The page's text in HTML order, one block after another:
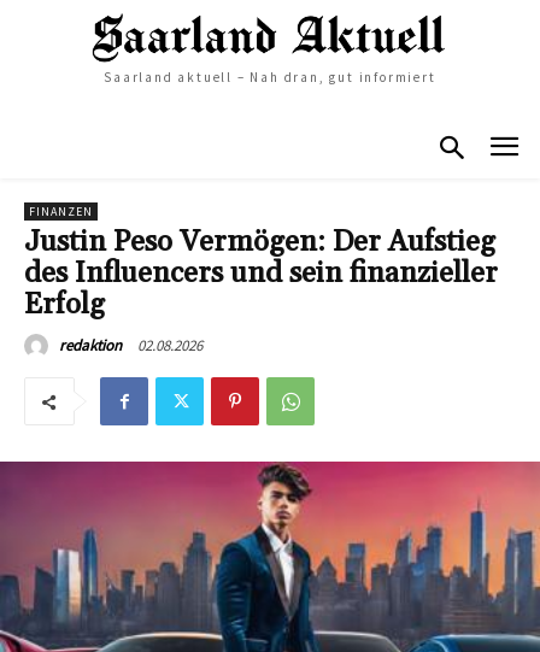
Saarland aktuell – Nah dran, gut informiert
FINANZEN
Justin Peso Vermögen: Der Aufstieg
des Influencers und sein finanzieller
Erfolg
redaktion 02.08.2026